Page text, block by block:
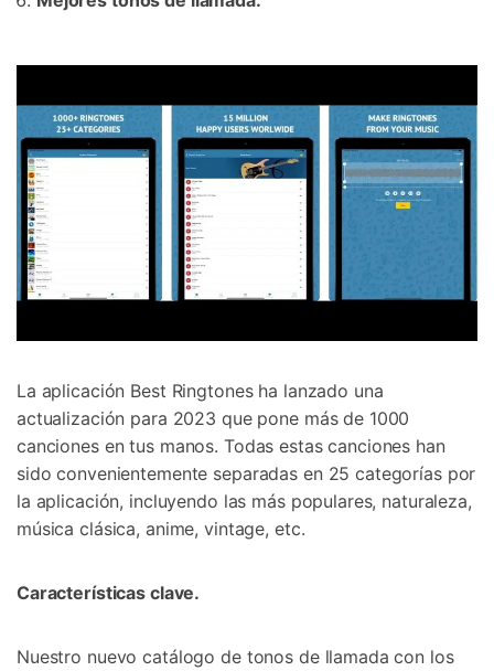
La aplicación Best Ringtones ha lanzado una
actualización para 2023 que pone más de 1000
canciones en tus manos. Todas estas canciones han
sido convenientemente separadas en 25 categorías por
la aplicación, incluyendo las más populares, naturaleza,
música clásica, anime, vintage, etc.
Características clave.
Nuestro nuevo catálogo de tonos de llamada con los
Desbloquea, repara y protege tu teléfono
Tecnología IA: sin conocimientos técnicos
Abrir App Prueba Online